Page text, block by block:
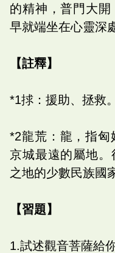
的精神，普門大
早就端坐在心靈深
【註釋】
*1捄：援助、拯救
*2龍荒：龍，指
京城最遠的屬地
之地的少數民族國
【習題】
1.試述觀音菩薩給